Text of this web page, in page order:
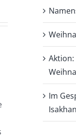
Aktion:
Im